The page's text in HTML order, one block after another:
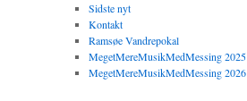
Sidste nyt
Kontakt
Ramsøe Vandrepokal
MegetMereMusikMedMessing 2025
MegetMereMusikMedMessing 2026